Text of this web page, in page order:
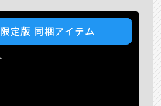
定版 同梱アイテム